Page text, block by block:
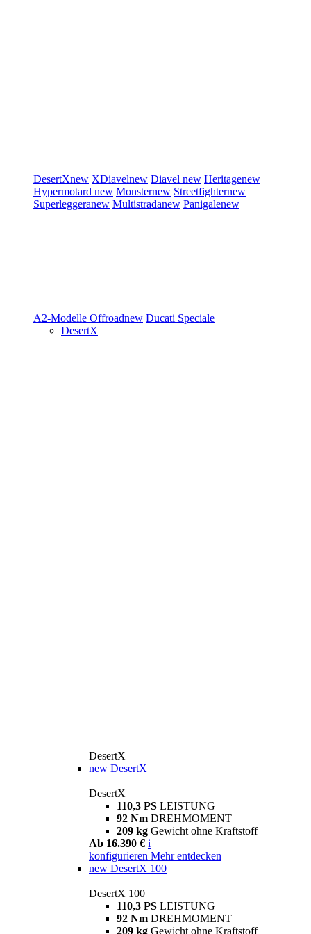
DesertXnew XDiavelnew Diavel new Heritagenew
Hypermotard new Monsternew Streetfighternew
Superleggeranew Multistradanew Panigalenew
A2-Modelle Offroadnew Ducati Speciale
DesertX
DesertX
new DesertX
DesertX
110,3 PS LEISTUNG
92 Nm DREHMOMENT
209 kg Gewicht ohne Kraftstoff
Ab 16.390 € i
konfigurieren Mehr entdecken
new DesertX 100
DesertX 100
110,3 PS LEISTUNG
92 Nm DREHMOMENT
209 kg Gewicht ohne Kraftstoff